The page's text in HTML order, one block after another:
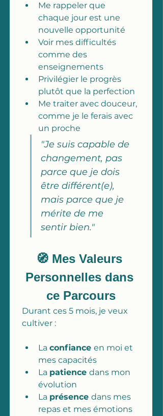
Me rappeler que
chaque jour est une
nouvelle opportunité
Voir mes difficultés
comme des
enseignements
Privilégier le progrès
plutôt que la perfection
Me traiter avec douceur,
comme je le ferais avec
un proche
"Je suis capable de
changement, pas
parce que je dois
être différent(e),
mais parce que je
mérite de me
sentir bien."
🧭 Mes Valeurs
Personnelles dans
ce Parcours
Durant ces 5 mois, je veux
cultiver :
La confiance en moi et
mes capacités
La patience dans mon
évolution
La présence dans mes
repas et mes émotions